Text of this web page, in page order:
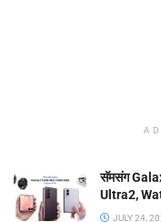
सॅमसंग
Ultra2,
JULY 24,